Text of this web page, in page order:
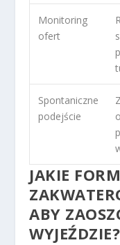
Monitoring
ofert
Spontaniczne
podejście
JAKIE
ABY
WYJEŹDZIE?